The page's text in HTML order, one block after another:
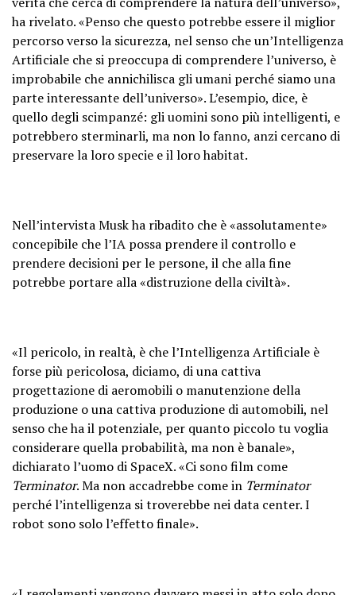
ha rivelato. «Penso che questo potrebbe essere il miglior
percorso verso la sicurezza, nel senso che un’Intelligenza
Artificiale che si preoccupa di comprendere l’universo, è
improbabile che annichilisca gli umani perché siamo una
parte interessante dell’universo». L’esempio, dice, è
quello degli scimpanzé: gli uomini sono più intelligenti, e
potrebbero sterminarli, ma non lo fanno, anzi cercano di
preservare la loro specie e il loro habitat.
Nell’intervista Musk ha ribadito che è «assolutamente»
concepibile che l’IA possa prendere il controllo e
prendere decisioni per le persone, il che alla fine
potrebbe portare alla «distruzione della civiltà».
«Il pericolo, in realtà, è che l’Intelligenza Artificiale è
forse più pericolosa, diciamo, di una cattiva
progettazione di aeromobili o manutenzione della
produzione o una cattiva produzione di automobili, nel
senso che ha il potenziale, per quanto piccolo tu voglia
considerare quella probabilità, ma non è banale»,
dichiarato l’uomo di SpaceX. «Ci sono film come
Terminator. Ma non accadrebbe come in Terminator
perché l’intelligenza si troverebbe nei data center. I
robot sono solo l’effetto finale».